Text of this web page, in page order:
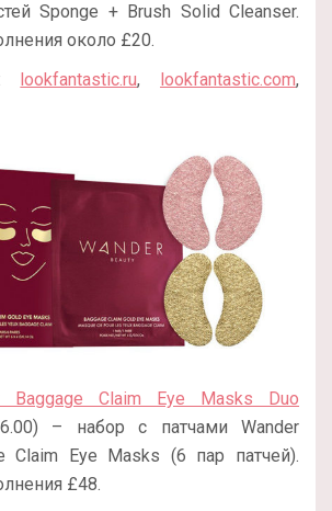
Sponge + Brush Solid Cleanser.
около £20.
lookfantastic.ru, lookfantastic.com,
Baggage Claim Eye Masks Duo
) – набор с патчами Wander
Claim Eye Masks (6 пар патчей).
£48.